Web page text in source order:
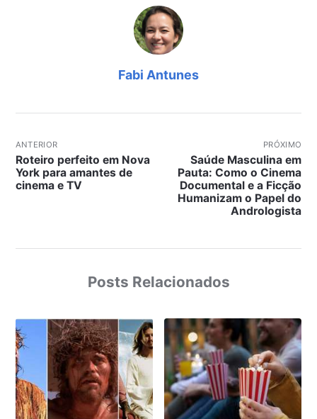
Fabi Antunes
ANTERIOR
Roteiro perfeito em Nova
York para amantes de
cinema e TV
PRÓXIMO
Saúde Masculina em
Pauta: Como o Cinema
Documental e a Ficção
Humanizam o Papel do
Andrologista
Posts Relacionados